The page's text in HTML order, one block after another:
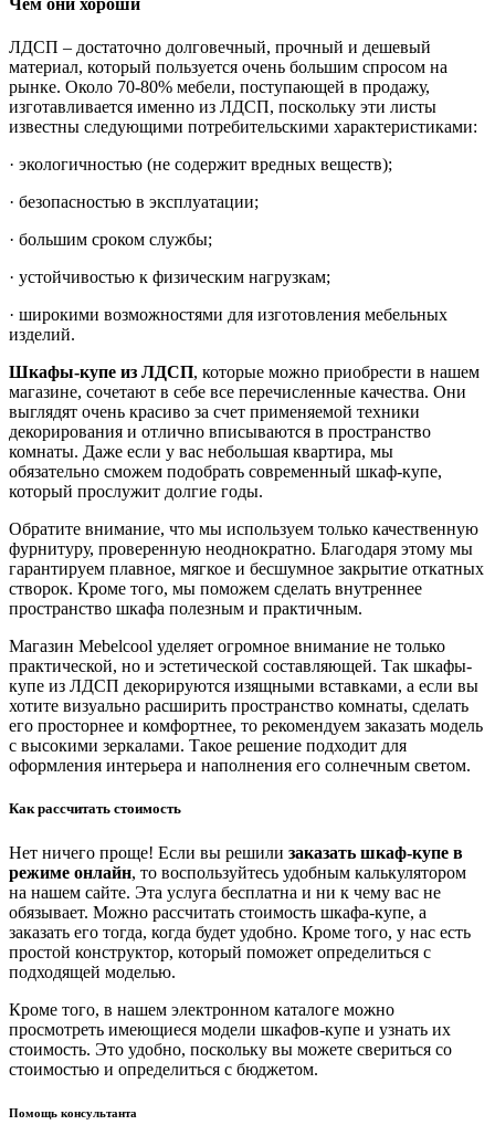
ЛДСП – достаточно долговечный, прочный и дешевый
материал, который пользуется очень большим спросом на
рынке. Около 70-80% мебели, поступающей в продажу,
изготавливается именно из ЛДСП, поскольку эти листы
известны следующими потребительскими характеристиками:
· экологичностью (не содержит вредных веществ);
· безопасностью в эксплуатации;
· большим сроком службы;
· устойчивостью к физическим нагрузкам;
· широкими возможностями для изготовления мебельных
изделий.
Шкафы-купе из ЛДСП, которые можно приобрести в нашем
магазине, сочетают в себе все перечисленные качества. Они
выглядят очень красиво за счет применяемой техники
декорирования и отлично вписываются в пространство
комнаты. Даже если у вас небольшая квартира, мы
обязательно сможем подобрать современный шкаф-купе,
который прослужит долгие годы.
Обратите внимание, что мы используем только качественную
фурнитуру, проверенную неоднократно. Благодаря этому мы
гарантируем плавное, мягкое и бесшумное закрытие откатных
створок. Кроме того, мы поможем сделать внутреннее
пространство шкафа полезным и практичным.
Магазин Mebelcool уделяет огромное внимание не только
практической, но и эстетической составляющей. Так шкафы-
купе из ЛДСП декорируются изящными вставками, а если вы
хотите визуально расширить пространство комнаты, сделать
его просторнее и комфортнее, то рекомендуем заказать модель
с высокими зеркалами. Такое решение подходит для
оформления интерьера и наполнения его солнечным светом.
Как рассчитать стоимость
Нет ничего проще! Если вы решили заказать шкаф-купе в
режиме онлайн, то воспользуйтесь удобным калькулятором
на нашем сайте. Эта услуга бесплатна и ни к чему вас не
обязывает. Можно рассчитать стоимость шкафа-купе, а
заказать его тогда, когда будет удобно. Кроме того, у нас есть
простой конструктор, который поможет определиться с
подходящей моделью.
Кроме того, в нашем электронном каталоге можно
просмотреть имеющиеся модели шкафов-купе и узнать их
стоимость. Это удобно, поскольку вы можете свериться со
стоимостью и определиться с бюджетом.
Помощь консультанта